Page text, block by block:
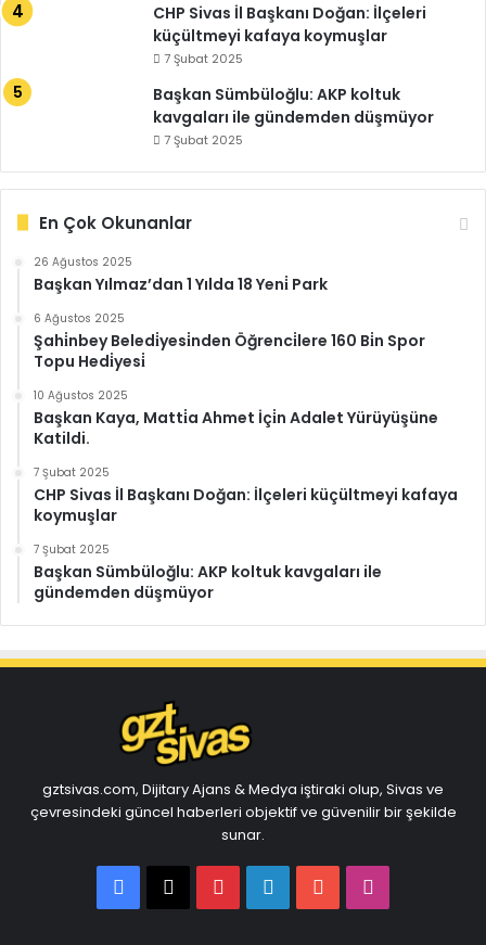
CHP Sivas İl Başkanı Doğan: İlçeleri
küçültmeyi kafaya koymuşlar
7 Şubat 2025
Başkan Sümbüloğlu: AKP koltuk
kavgaları ile gündemden düşmüyor
7 Şubat 2025
En Çok Okunanlar
26 Ağustos 2025
Başkan Yılmaz’dan 1 Yılda 18 Yeni̇ Park
6 Ağustos 2025
Şahi̇nbey Beledi̇yesi̇nden Öğrenci̇lere 160 Bi̇n Spor
Topu Hedi̇yesi̇
10 Ağustos 2025
Başkan Kaya, Matti̇a Ahmet İçi̇n Adalet Yürüyüşüne
Katildi.
7 Şubat 2025
CHP Sivas İl Başkanı Doğan: İlçeleri küçültmeyi kafaya
koymuşlar
7 Şubat 2025
Başkan Sümbüloğlu: AKP koltuk kavgaları ile
gündemden düşmüyor
gztsivas.com, Dijitary Ajans & Medya iştiraki olup, Sivas ve
çevresindeki güncel haberleri objektif ve güvenilir bir şekilde
sunar.
Facebook
X PinterestLinkedInYouTube